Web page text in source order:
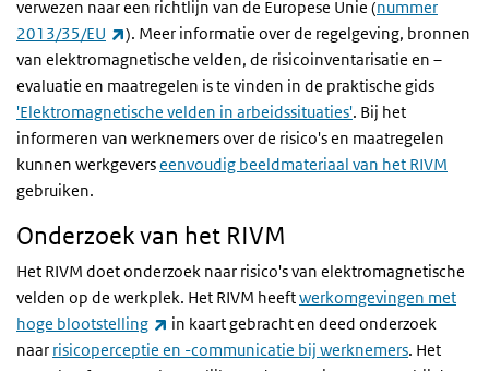
verwezen naar een richtlijn van de Europese Unie (nummer
2013/35/EU
(externe link)
). Meer informatie over de regelgeving, bronnen
van elektromagnetische velden, de risicoinventarisatie en –
evaluatie en maatregelen is te vinden in de praktische gids
'Elektromagnetische velden in arbeidssituaties'. Bij het
informeren van werknemers over de risico's en maatregelen
kunnen werkgeverseenvoudig beeldmateriaal van het RIVM
gebruiken.
Onderzoek van het RIVM
Het RIVM doet onderzoek naar risico's van elektromagnetische
velden op de werkplek. Het RIVM heeftwerkomgevingen met
hoge blootstelling
(externe link)
in kaart gebracht en deed onderzoek
naar risicoperceptie en -communicatie bij werknemers. Het